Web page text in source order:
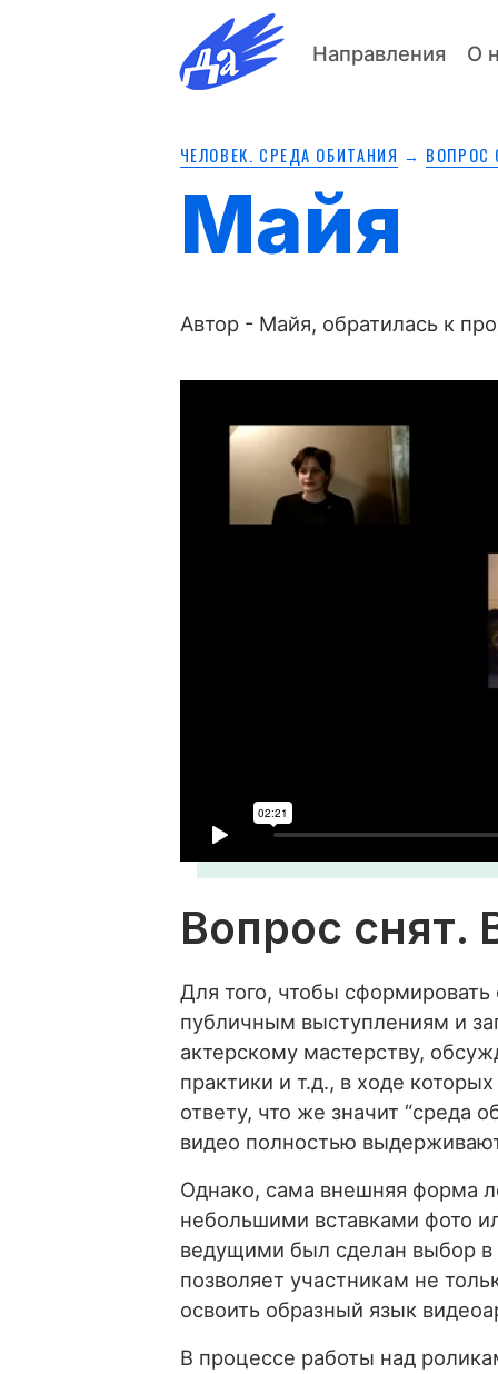
Направления О
ЧЕЛОВЕК. СРЕДА ОБИТАНИЯ → ВОПРОС
Майя
Автор - Майя, обратилась к
Вопрос снят.
Для того, чтобы сформировать
публичным выступлениям и
актерскому мастерству,
практики и т.д., в ходе
ответу, что же значит “среда
видео полностью
Однако, сама внешняя форма
небольшими вставками фото
ведущими был сделан выбор в
позволяет участникам не
освоить образный язык
В процессе работы над